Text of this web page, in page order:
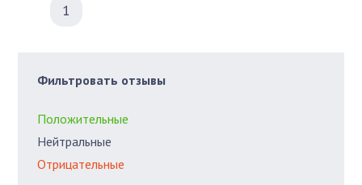
1
Фильтровать отзывы
Положительные
Нейтральные
Отрицательные